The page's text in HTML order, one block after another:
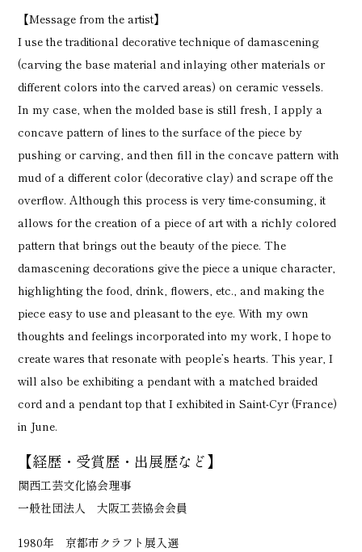
【Message from the artist】
I use the traditional decorative technique of damascening
(carving the base material and inlaying other materials or
different colors into the carved areas) on ceramic vessels.
In my case, when the molded base is still fresh, I apply a
concave pattern of lines to the surface of the piece by
pushing or carving, and then fill in the concave pattern with
mud of a different color (decorative clay) and scrape off the
overflow. Although this process is very time-consuming, it
allows for the creation of a piece of art with a richly colored
pattern that brings out the beauty of the piece. The
damascening decorations give the piece a unique character,
highlighting the food, drink, flowers, etc., and making the
piece easy to use and pleasant to the eye. With my own
thoughts and feelings incorporated into my work, I hope to
create wares that resonate with people’s hearts. This year, I
will also be exhibiting a pendant with a matched braided
cord and a pendant top that I exhibited in Saint-Cyr (France)
in June.
【経歴・受賞歴・出展歴など】
関西工芸文化協会理事
一般社団法人 大阪工芸協会会員
1980年 京都市クラフト展入選